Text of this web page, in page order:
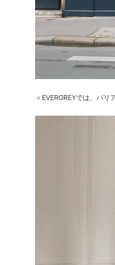
＜EVERGREYでは、パ